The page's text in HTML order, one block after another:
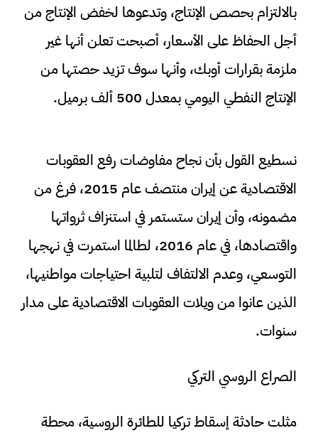
بالالتزام بحصص الإنتاج، وتدعوها لخفض الإنتاج من
أجل الحفاظ على الأسعار، أصبحت تعلن أنها غير
ملزمة بقرارات أوبك، وأنها سوف تزيد حصتها من
الإنتاج النفطي اليومي بمعدل 500 ألف برميل.
نسطيع القول بأن نجاح مفاوضات رفع العقوبات
الاقتصادية عن إيران منتصف عام 2015، فرغ من
مضمونه، وأن إيران ستستمر في استنزاف ثرواتها
واقتصادها، في عام 2016، لطالما استمرت في نهجها
التوسعي، وعدم الالتفاف لتلبية احتياجات مواطنيها،
الذين عانوا من ويلات العقوبات الاقتصادية على مدار
سنوات.
الصراع الروسي التركي
مثلت حادثة إسقاط تركيا للطائرة الروسية، محطة